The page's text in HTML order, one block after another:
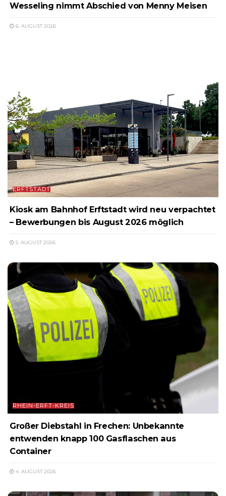
Wesseling nimmt Abschied von Menny Meisen
6. AUGUST 2026
ERFTSTADT
Kiosk am Bahnhof Erftstadt wird neu verpachtet
– Bewerbungen bis August 2026 möglich
5. AUGUST 2026
RHEIN-ERFT-KREIS
Großer Diebstahl in Frechen: Unbekannte
entwenden knapp 100 Gasflaschen aus
Container
4. AUGUST 2026